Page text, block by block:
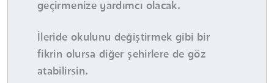
geçirmenize yardımcı olacak.
İleride okulunu değiştirmek gibi bir
fikrin olursa diğer şehirlere de göz
atabilirsin.